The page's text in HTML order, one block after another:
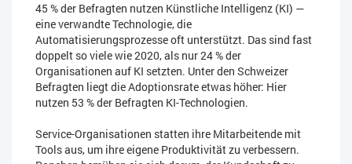
45 % der Befragten nutzen Künstliche Intelligenz (KI) —
eine verwandte Technologie, die
Automatisierungsprozesse oft unterstützt. Das sind fast
doppelt so viele wie 2020, als nur 24 % der
Organisationen auf KI setzten. Unter den Schweizer
Befragten liegt die Adoptionsrate etwas höher: Hier
nutzen 53 % der Befragten KI-Technologien.
Service-Organisationen statten ihre Mitarbeitende mit
Tools aus, um ihre eigene Produktivität zu verbessern.